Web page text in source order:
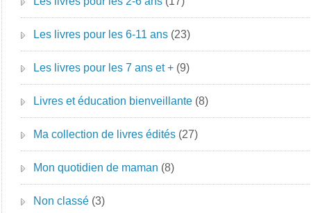
Les livres pour les 6-11 ans (23)
Les livres pour les 7 ans et + (9)
Livres et éducation bienveillante (8)
Ma collection de livres édités (27)
Mon quotidien de maman (8)
Non classé (3)